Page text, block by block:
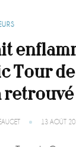
Tour
13 AOÛT